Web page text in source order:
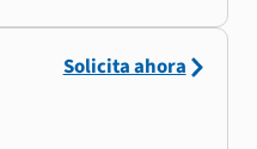
Solicita ahora